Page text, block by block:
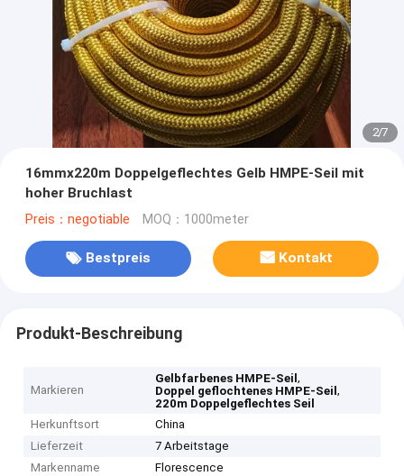
2/7
16mmx220m Doppelgeflechtes Gelb HMPE-Seil mit
hoher Bruchlast
Preis：negotiable MOQ：1000meter
Bestpreis Kontakt
Produkt-Beschreibung
Markieren
Gelbfarbenes HMPE-Seil,
Doppel geflochtenes HMPE-Seil,
220m Doppelgeflechtes Seil
Herkunftsort
China
Lieferzeit
7 Arbeitstage
Markenname
Florescence